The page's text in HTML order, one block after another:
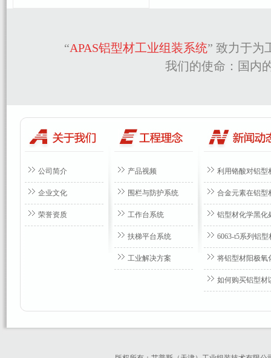
“APAS铝型材工业组装系统” 致力于为
我们的使命：国内
公司简介
企业文化
荣誉资质
产品视频
围栏与防护系统
工作台系统
扶梯平台系统
工业解决方案
利用铬酸对铝型
合金元素在铝型
铝型材化学黑化
6063-t5系列铝
将铝型材阳极氧
如何购买铝型材